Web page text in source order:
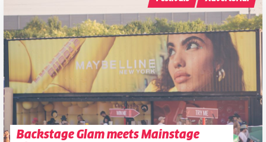
Backstage Glam meets Mainstage